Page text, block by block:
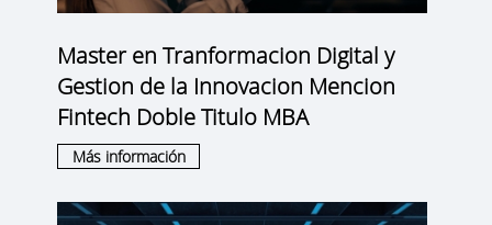
Master en Tranformacion Digital y
Gestion de la Innovacion Mencion
Fintech Doble Titulo MBA
Más información